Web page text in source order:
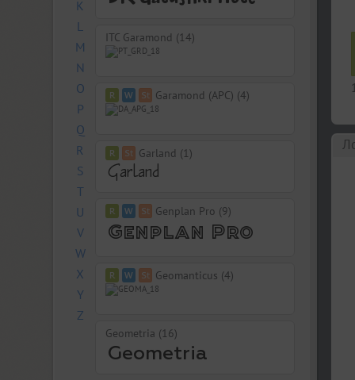
K
L
M
N
O
P
Q
R
S
T
U
V
W
X
Y
Z
ITC Garamond (14)
Garamond (APC) (4)
Garland (1)
Genplan Pro (9)
Geomanticus (4)
Geometria (16)